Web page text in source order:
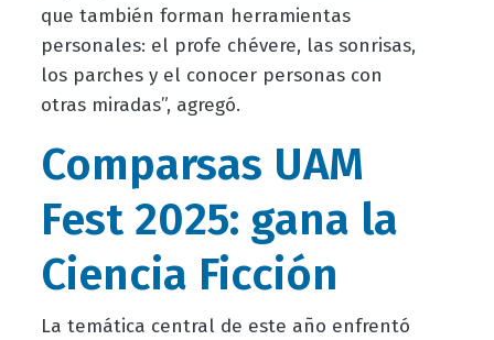
que también forman herramientas
personales: el profe chévere, las sonrisas,
los parches y el conocer personas con
otras miradas”, agregó.
Comparsas UAM
Fest 2025: gana la
Ciencia Ficción
La temática central de este año enfrentó